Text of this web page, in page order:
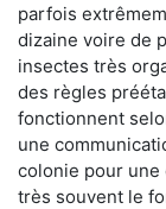
parfois
dizaine voire de
insectes très
des règles
fonctionnent
une
colonie pour une
très souvent le